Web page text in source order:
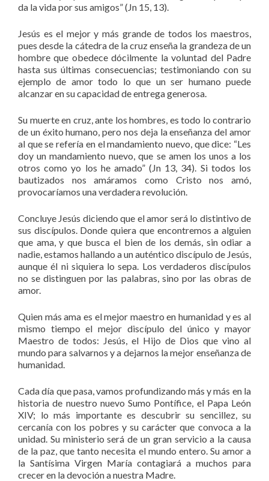
da la vida por sus amigos” (Jn 15, 13).
Jesús es el mejor y más grande de todos los maestros,
pues desde la cátedra de la cruz enseña la grandeza de un
hombre que obedece dócilmente la voluntad del Padre
hasta sus últimas consecuencias; testimoniando con su
ejemplo de amor todo lo que un ser humano puede
alcanzar en su capacidad de entrega generosa.
Su muerte en cruz, ante los hombres, es todo lo contrario
de un éxito humano, pero nos deja la enseñanza del amor
al que se refería en el mandamiento nuevo, que dice: “Les
doy un mandamiento nuevo, que se amen los unos a los
otros como yo los he amado” (Jn 13, 34). Si todos los
bautizados nos amáramos como Cristo nos amó,
provocaríamos una verdadera revolución.
Concluye Jesús diciendo que el amor será lo distintivo de
sus discípulos. Donde quiera que encontremos a alguien
que ama, y que busca el bien de los demás, sin odiar a
nadie, estamos hallando a un auténtico discípulo de Jesús,
aunque él ni siquiera lo sepa. Los verdaderos discípulos
no se distinguen por las palabras, sino por las obras de
amor.
Quien más ama es el mejor maestro en humanidad y es al
mismo tiempo el mejor discípulo del único y mayor
Maestro de todos: Jesús, el Hijo de Dios que vino al
mundo para salvarnos y a dejarnos la mejor enseñanza de
humanidad.
Cada día que pasa, vamos profundizando más y más en la
historia de nuestro nuevo Sumo Pontífice, el Papa León
XIV; lo más importante es descubrir su sencillez, su
cercanía con los pobres y su carácter que convoca a la
unidad. Su ministerio será de un gran servicio a la causa
de la paz, que tanto necesita el mundo entero. Su amor a
la Santísima Virgen María contagiará a muchos para
crecer en la devoción a nuestra Madre.